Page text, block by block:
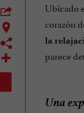
Ubicado
corazón
la
parece
Una